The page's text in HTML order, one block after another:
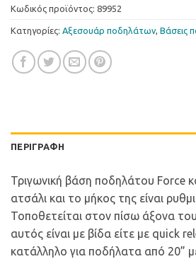
Κωδικός προϊόντος: 89952
Κατηγορίες: Αξεσουάρ ποδηλάτων, Βάσεις
ΠΕΡΙΓΡΑΦΉ
Τριγωνική βάση ποδηλάτου Force
ατσάλι και το μήκος της είναι
Τοποθετείται στον πίσω άξονα
αυτός είναι με βίδα είτε με quick
κατάλληλο για ποδήλατα από 20”